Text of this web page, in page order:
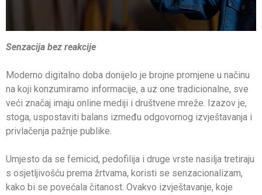
Senzacija bez reakcije
Moderno digitalno doba donijelo je brojne promjene u načinu
na koji konzumiramo informacije, a uz one tradicionalne, sve
veći značaj imaju online mediji i društvene mreže. Izazov je,
stoga, uspostaviti balans između odgovornog izvještavanja i
privlačenja pažnje publike.
Umjesto da se femicid, pedofilija i druge vrste nasilja tretiraju
s osjetljivošću prema žrtvama, koristi se senzacionalizam,
kako bi se povećala čitanost. Ovakvo izvještavanje, koje